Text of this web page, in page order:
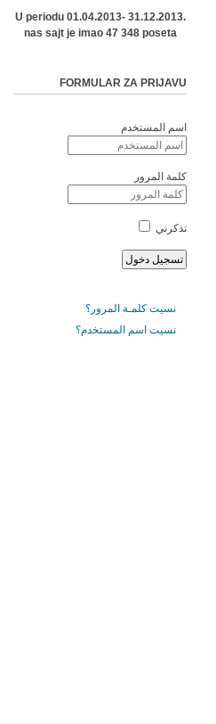
U periodu 01.04.2013- 31.12.2013.
nas sajt je imao 47 348 poseta
FORMULAR ZA PRIJAVU
اسم المستخدم
كلمة المرور
تذكرني
نسيت كلمـة المرور؟
نسيت اسم المستخدم؟